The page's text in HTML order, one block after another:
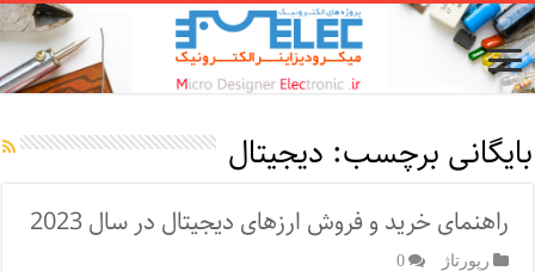
بایگانی برچسب: دیجیتال
راهنمای خرید و فروش ارزهای دیجیتال در سال 2023
رپورتاژ‌ 0